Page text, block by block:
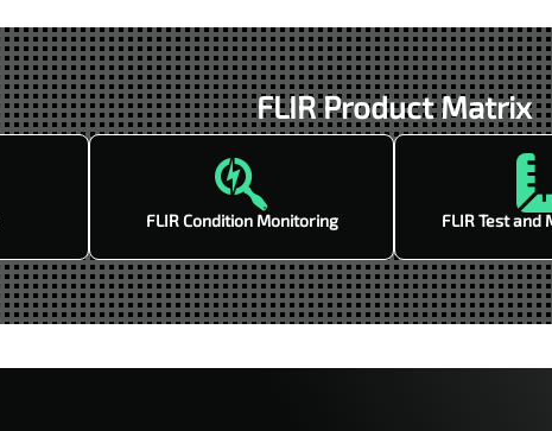
FLIR Product Matrix

FLIR Condition Monitoring FLIR Test